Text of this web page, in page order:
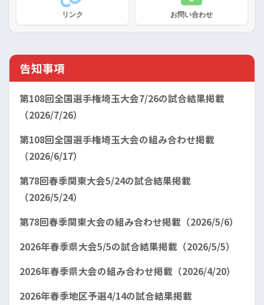
リンク お問い合わせ
告知事項
第108回全国選手権埼玉大会7/26の試合結果掲載
（2026/7/26）
第108回全国選手権埼玉大会の組み合わせ掲載
（2026/6/17）
第78回春季関東大会5/24の試合結果掲載
（2026/5/24）
第78回春季関東大会の組み合わせ掲載（2026/5/6）
2026年春季県大会5/5の試合結果掲載（2026/5/5）
2026年春季県大会の組み合わせ掲載（2026/4/20）
2026年春季地区予選4/14の試合結果掲載